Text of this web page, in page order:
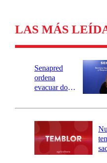
LAS MÁS
Senapred
ordena
evacuar dos
Carahue por
río Damas:
activa
mensajería
SAE